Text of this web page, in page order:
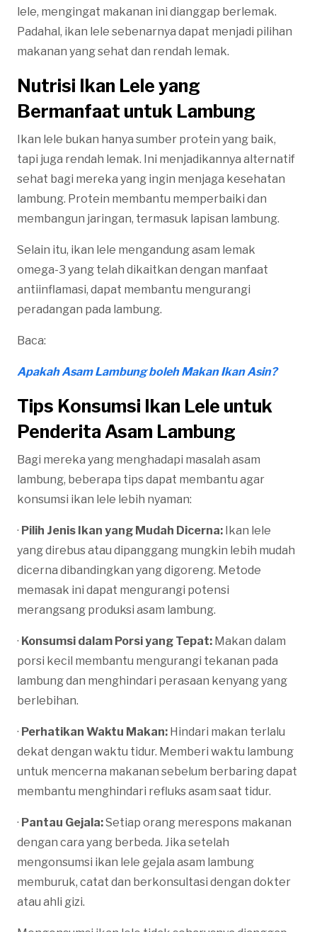
lele, mengingat makanan ini dianggap berlemak.
Padahal, ikan lele sebenarnya dapat menjadi pilihan
makanan yang sehat dan rendah lemak.
Nutrisi Ikan Lele yang
Bermanfaat untuk Lambung
Ikan lele bukan hanya sumber protein yang baik,
tapi juga rendah lemak. Ini menjadikannya alternatif
sehat bagi mereka yang ingin menjaga kesehatan
lambung. Protein membantu memperbaiki dan
membangun jaringan, termasuk lapisan lambung.
Selain itu, ikan lele mengandung asam lemak
omega-3 yang telah dikaitkan dengan manfaat
antiinflamasi, dapat membantu mengurangi
peradangan pada lambung.
Baca:
Apakah Asam Lambung boleh Makan Ikan Asin?
Tips Konsumsi Ikan Lele untuk
Penderita Asam Lambung
Bagi mereka yang menghadapi masalah asam
lambung, beberapa tips dapat membantu agar
konsumsi ikan lele lebih nyaman:
· Pilih Jenis Ikan yang Mudah Dicerna: Ikan lele
yang direbus atau dipanggang mungkin lebih mudah
dicerna dibandingkan yang digoreng. Metode
memasak ini dapat mengurangi potensi
merangsang produksi asam lambung.
· Konsumsi dalam Porsi yang Tepat: Makan dalam
porsi kecil membantu mengurangi tekanan pada
lambung dan menghindari perasaan kenyang yang
berlebihan.
· Perhatikan Waktu Makan: Hindari makan terlalu
dekat dengan waktu tidur. Memberi waktu lambung
untuk mencerna makanan sebelum berbaring dapat
membantu menghindari refluks asam saat tidur.
· Pantau Gejala:Setiap orang merespons makanan
dengan cara yang berbeda. Jika setelah
mengonsumsi ikan lele gejala asam lambung
memburuk, catat dan berkonsultasi dengan dokter
atau ahli gizi.